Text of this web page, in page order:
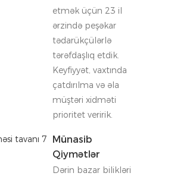
etmək üçün 23 il
ərzində peşəkar
tədarükçülərlə
tərəfdaşlıq etdik.
Keyfiyyət, vaxtında
çatdırılma və əla
müştəri xidməti
prioritet veririk.
Münasib
Qiymətlər
Dərin bazar bilikləri